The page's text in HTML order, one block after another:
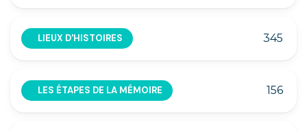
LIEUX D'HISTOIRES 345
LES ÉTAPES DE LA MÉMOIRE 156